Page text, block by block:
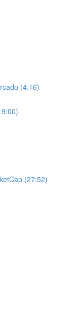
(4:16)
(27:52)